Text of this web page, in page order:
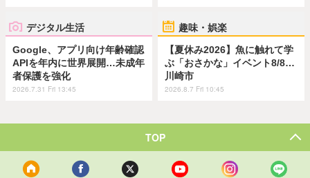
デジタル生活
Google、アプリ向け年齢確認
APIを年内に世界展開…未成年
者保護を強化
2026.7.31 Fri 13:45
趣味・娯楽
【夏休み2026】魚に触れて学
ぶ「おさかな」イベント8/8…
川崎市
2026.8.7 Fri 10:45
TOP